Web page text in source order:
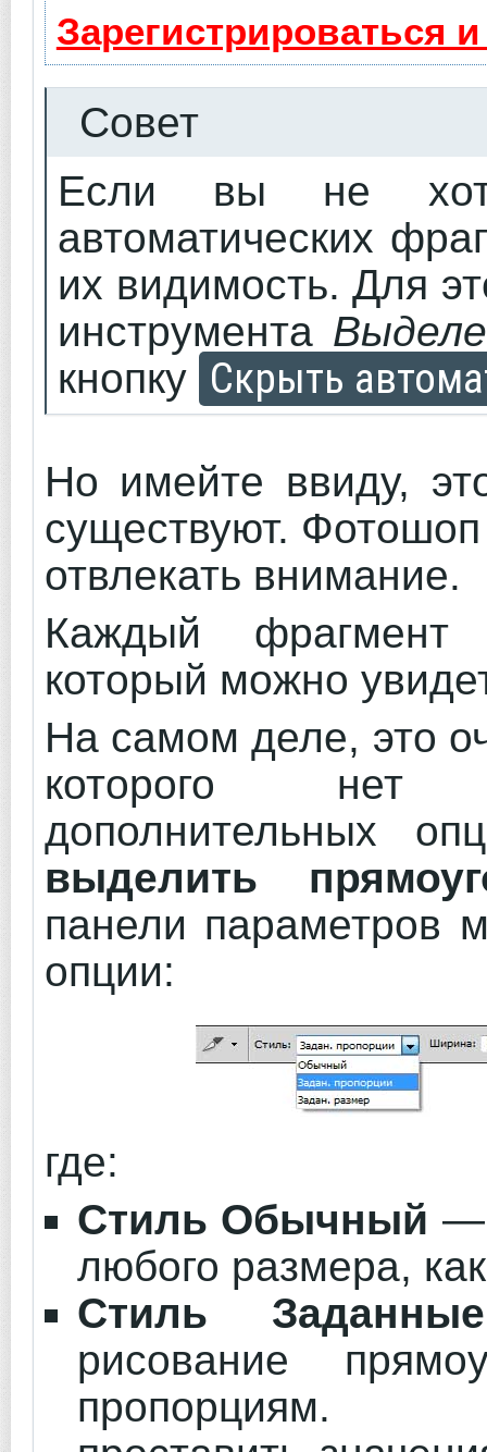
Зарегистрироваться
Совет
Если вы не
автоматических
их видимость. Для
инструмента
кнопку Скрыть
Но имейте ввиду,
существуют.
отвлекать внимание.
Каждый
который можно
На самом деле, это
которого нет
дополнительных
выделить
панели параметров
опции:
где:
Стиль Обычный —
любого размера,
Стиль
рисование